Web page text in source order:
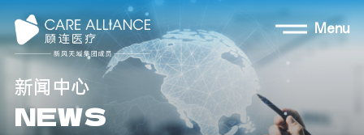
Menu
新闻 中心
NEWS